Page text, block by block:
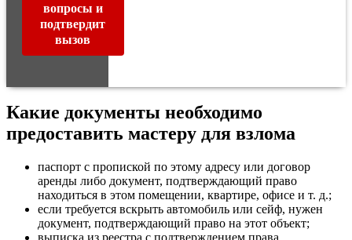
вопросы и
подтвердит
вызов
Какие документы необходимо
предоставить мастеру для взлома
паспорт с пропиской по этому адресу или договор
аренды либо документ, подтверждающий право
находиться в этом помещении, квартире, офисе и т. д.;
если требуется вскрыть автомобиль или сейф, нужен
документ, подтверждающий право на этот объект;